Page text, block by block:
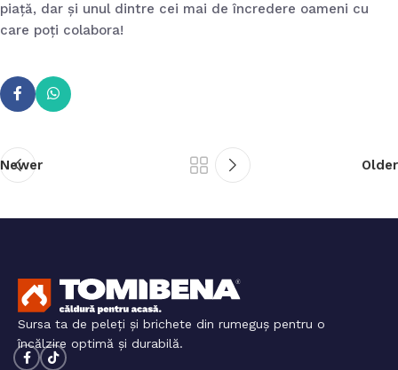
piață, dar și unul dintre cei mai de încredere oameni cu
care poți colabora!
Newer Older
Sursa ta de peleți și brichete din rumeguș pentru o
încălzire optimă și durabilă.